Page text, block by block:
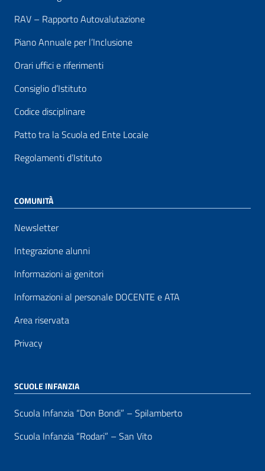
RAV – Rapporto Autovalutazione
Piano Annuale per l’Inclusione
Orari uffici e riferimenti
Consiglio d’Istituto
Codice disciplinare
Patto tra la Scuola ed Ente Locale
Regolamenti d’Istituto
COMUNITÀ
Newsletter
Integrazione alunni
Informazioni ai genitori
Informazioni al personale DOCENTE e ATA
Area riservata
Privacy
SCUOLE INFANZIA
Scuola Infanzia “Don Bondi” – Spilamberto
Scuola Infanzia “Rodari” – San Vito